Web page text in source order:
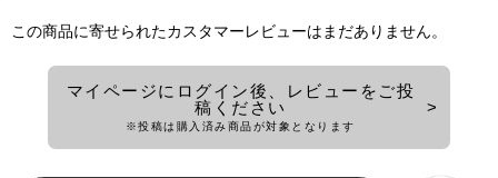
この商品に寄せられたカスタマーレビューはまだありません。
マイページにログイン後、レビューをご投
稿ください
※投稿は購入済み商品が対象となります